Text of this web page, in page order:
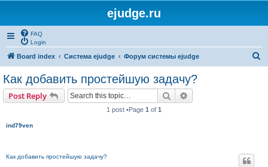
ejudge.ru
FAQ
Login
Board index Система ejudge Форум системы ejudge
Как добавить простейшую задачу?
Post Reply Search
1 post •Page 1 of 1
ind79ven
Как добавить простейшую задачу?